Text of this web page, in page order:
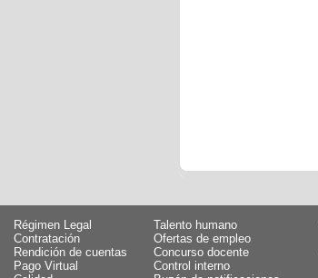
Régimen Legal
Talento humano
Contratación
Ofertas de empleo
Rendición de cuentas
Concurso docente
Pago Virtual
Control interno